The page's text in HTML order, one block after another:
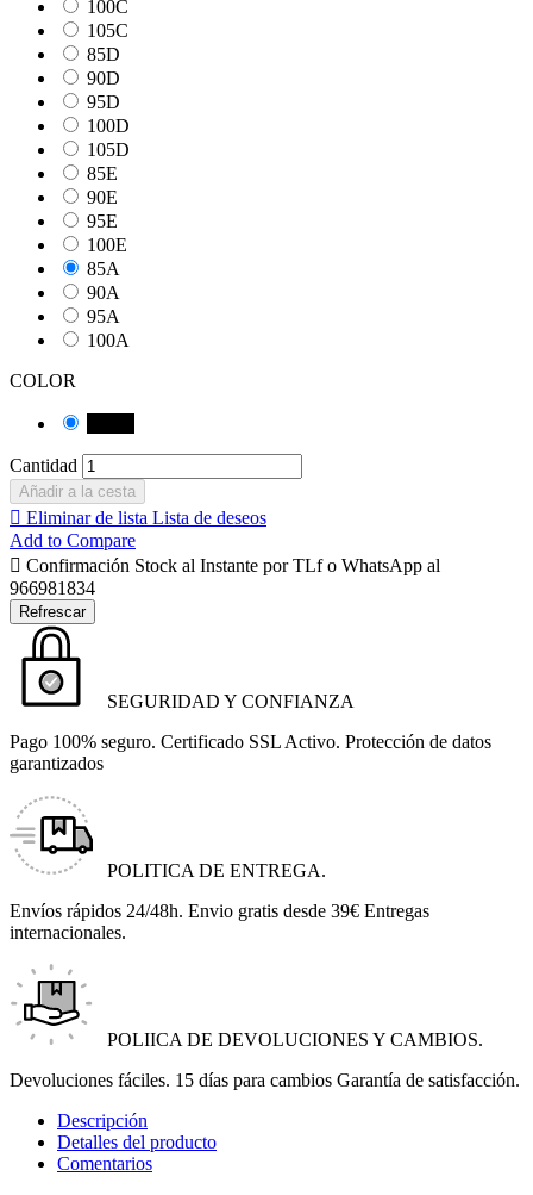
100C
105C
85D
90D
95D
100D
105D
85E
90E
95E
100E
85A
90A
95A
100A
COLOR
Cantidad
Añadir a la cesta
 Eliminar de lista Lista de deseos
Add to Compare
 Confirmación Stock al Instante por TLf o WhatsApp al
966981834
SEGURIDAD Y CONFIANZA
Pago 100% seguro. Certificado SSL Activo. Protección de datos
garantizados
POLITICA DE ENTREGA.
Envíos rápidos 24/48h. Envio gratis desde 39€ Entregas
internacionales.
POLIICA DE DEVOLUCIONES Y CAMBIOS.
Devoluciones fáciles. 15 días para cambios Garantía de satisfacción.
Descripción
Detalles del producto
Comentarios